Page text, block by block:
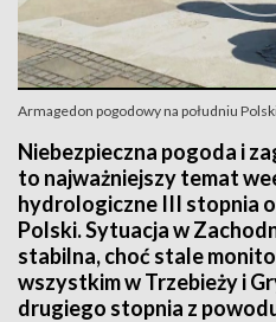
Armagedon pogodowy na południu
Niebezpieczna pogoda i
to najważniejszy temat
hydrologiczne III stopnia
Polski. Sytuacja w
stabilna, choć stale
wszystkim w Trzebieży i
drugiego stopnia z